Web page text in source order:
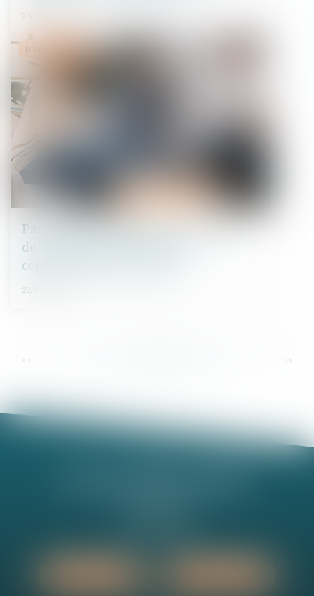
23/03/2022
Par l’effet du partage, la contestation
de l’AG par l’héritier devenu
copropriétaire est validée
22/03/2022
Droit immobilier
<< >>